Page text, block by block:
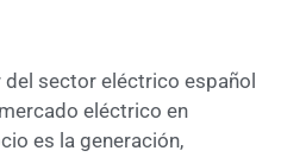
sector eléctrico español
eléctrico en
es la generación,